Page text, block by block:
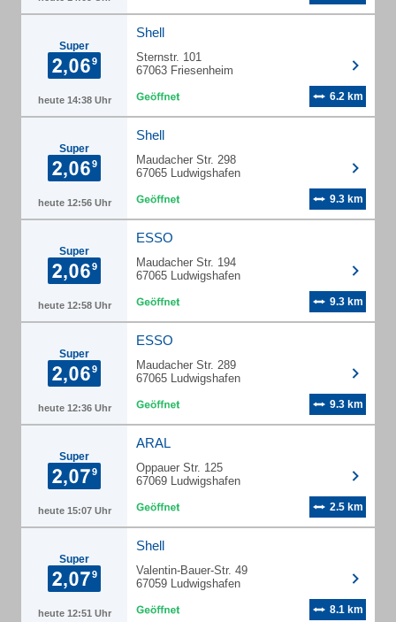
Super
heute 14:38 Uhr
Shell
Sternstr. 101
67063 Friesenheim
6.2 km
Super
heute 12:56 Uhr
Shell
Maudacher Str. 298
67065 Ludwigshafen
9.3 km
Super
heute 12:58 Uhr
ESSO
Maudacher Str. 194
67065 Ludwigshafen
9.3 km
Super
heute 12:36 Uhr
ESSO
Maudacher Str. 289
67065 Ludwigshafen
9.3 km
Super
heute 15:07 Uhr
ARAL
Oppauer Str. 125
67069 Ludwigshafen
2.5 km
Super
heute 12:51 Uhr
Shell
Valentin-Bauer-Str. 49
67059 Ludwigshafen
8.1 km